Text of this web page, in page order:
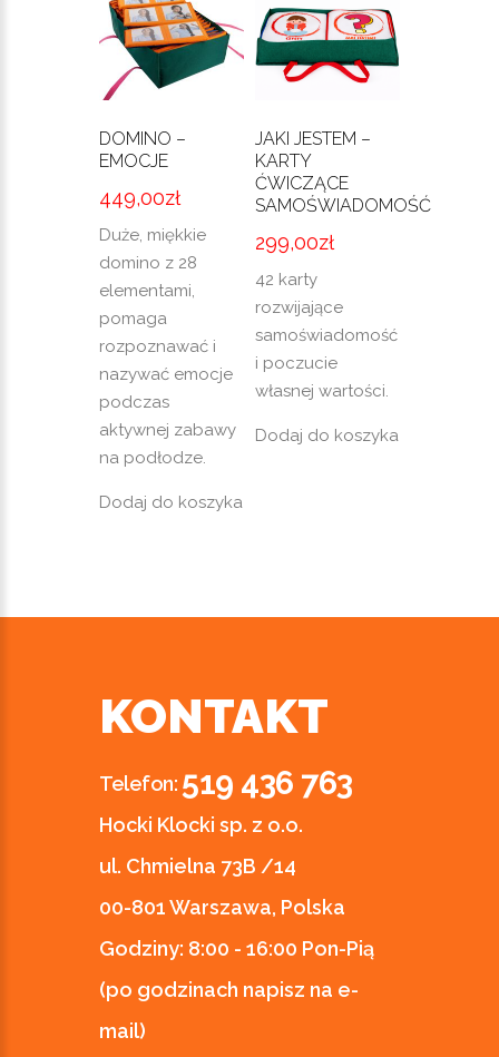
DOMINO –
EMOCJE
449,00zł
Duże, miękkie
domino z 28
elementami,
pomaga
rozpoznawać i
nazywać emocje
podczas
aktywnej zabawy
na podłodze.
Dodaj do koszyka
JAKI JESTEM –
KARTY
ĆWICZĄCE
SAMOŚWIADOMOŚĆ
299,00zł
42 karty
rozwijające
samoświadomość
i poczucie
własnej wartości.
Dodaj do koszyka
KONTAKT
Telefon: 519 436 763
Hocki Klocki sp. z o.o.
ul. Chmielna 73B /14
00-801 Warszawa, Polska
Godziny: 8:00 - 16:00 Pon-Pią
(po godzinach napisz na e-
mail)